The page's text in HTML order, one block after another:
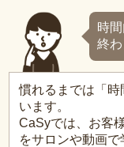
時
終
慣れるまでは「
います。
CaSyでは、お客
をサロンや動画で